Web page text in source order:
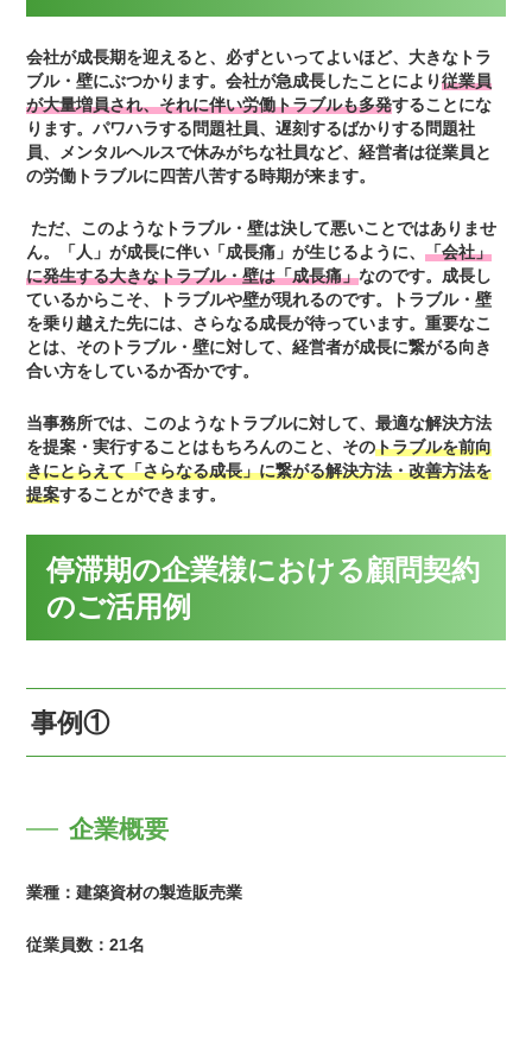
会社が成長期を迎えると、必ずといってよいほど、大きなトラ
ブル・壁にぶつかります。会社が急成長したことにより従業員
が大量増員され、それに伴い労働トラブルも多発することにな
ります。パワハラする問題社員、遅刻するばかりする問題社
員、メンタルヘルスで休みがちな社員など、経営者は従業員と
の労働トラブルに四苦八苦する時期が来ます。
ただ、このようなトラブル・壁は決して悪いことではありませ
ん。「人」が成長に伴い「成長痛」が生じるように、「会社」
に発生する大きなトラブル・壁は「成長痛」なのです。成長し
ているからこそ、トラブルや壁が現れるのです。トラブル・壁
を乗り越えた先には、さらなる成長が待っています。重要なこ
とは、そのトラブル・壁に対して、経営者が成長に繋がる向き
合い方をしているか否かです。
当事務所では、このようなトラブルに対して、最適な解決方法
を提案・実行することはもちろんのこと、そのトラブルを前向
きにとらえて「さらなる成長」に繋がる解決方法・改善方法を
提案することができます。
停滞期の企業様における顧問契約
のご活用例
事例①
企業概要
業種：建築資材の製造販売業
従業員数：21名